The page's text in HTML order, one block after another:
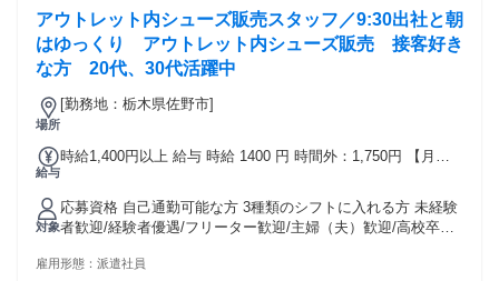
アウトレット内シューズ販売スタッフ／9:30出社と朝
はゆっくり アウトレット内シューズ販売 接客好き
な方 20代、30代活躍中
場所
[勤務地：栃木県佐野市]
給与
時給1,400円以上 給与 時給 1400 円 時間外：1,750円 【月収
支払い方法： 月1回 ◆交通費： 一部支給 交通費別途支給：11
円/㎞ 上限15,000円
対象
応募資格 自己通勤可能な方 3種類のシフトに入れる方 未経験
者歓迎/経験者優遇/フリーター歓迎/主婦（夫）歓迎/高校卒業
雇用形態： 派遣社員